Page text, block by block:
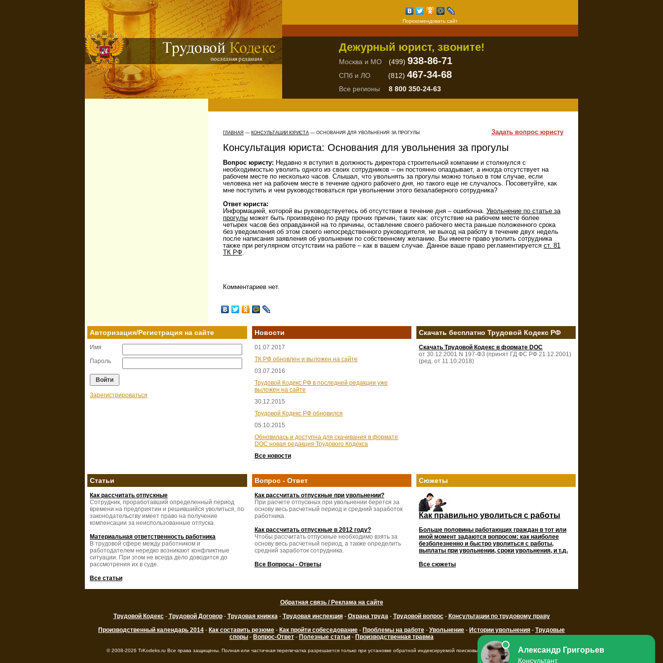
Порекомендовать сайт
Дежурный юрист, звоните!
Москва и МО (499) 938-86-71
СПб и ЛО (812) 467-34-68
Все регионы 8 800 350-24-63
ГЛАВНАЯ — КОНСУЛЬТАЦИИ ЮРИСТА — ОСНОВАНИЯ ДЛЯ УВОЛЬНЕНИЯ ЗА ПРОГУЛЫ Задать вопрос юристу
Консультация юриста: Основания для увольнения за прогулы
Вопрос юристу: Недавно я вступил в должность директора строительной компании и столкнулся с
необходимостью уволить одного из своих сотрудников – он постоянно опаздывает, а иногда отсутствует на
рабочем месте по несколько часов. Слышал, что увольнять за прогулы можно только в том случае, если
человека нет на рабочем месте в течение одного рабочего дня, но такого еще не случалось. Посоветуйте, как
мне поступить и чем руководствоваться при увольнении этого безалаберного сотрудника?
Ответ юриста:
Информацией, которой вы руководствуетесь об отсутствии в течение дня – ошибочна. Увольнение по статье за
прогулы может быть произведено по ряду прочих причин, таких как: отсутствие на рабочем месте более
четырех часов без оправданной на то причины, оставление своего рабочего места раньше положенного срока
без уведомления об этом своего непосредственного руководителя, не выход на работу в течение двух недель
после написания заявления об увольнении по собственному желанию. Вы имеете право уволить сотрудника
также при регулярном отсутствии на работе – как в вашем случае. Данное ваше право регламентируется ст. 81
ТК РФ.
Комментариев нет.
Авторизация/Регистрация на сайте
Имя
Пароль
Зарегистрироваться
Новости
01.07.2017
ТК РФ обновлен и выложен на сайте
03.07.2016
Трудовой Кодекс РФ в последней редакции уже
выложен на сайте
30.12.2015
Трудовой Кодекс РФ обновился
05.10.2015
Обновилась и доступна для скачивания в формате
DOC новая редакция Трудового Кодекса
Все новости
Скачать бесплатно Трудовой Кодекс РФ
Скачать Трудовой Кодекс в формате DOC
от 30.12.2001 N 197-ФЗ (принят ГД ФС РФ 21.12.2001)
(ред. от 11.10.2018)
Статьи
Как рассчитать отпускные
Сотрудник, проработавший определенный период
времени на предприятии и решившийся уволиться, по
законодательству имеет право на получение
компенсации за неиспользованные отпуска.
Материальная ответственность работника
В трудовой сфере между работником и
работодателем нередко возникают конфликтные
ситуации. При этом не всегда дело доводится до
рассмотрения их в суде.
Все статьи
Вопрос - Ответ
Как рассчитать отпускные при увольнении?
При расчете отпускных при увольнении берется за
основу весь расчетный период и средний заработок
работника.
Как рассчитать отпускные в 2012 году?
Чтобы рассчитать отпускные необходимо взять за
основу весь расчетный период, а также определить
средний заработок сотрудника.
Все Вопросы - Ответы
Сюжеты
Как правильно уволиться с работы
Больше половины работающих граждан в тот или
иной момент задаются вопросом: как наиболее
безболезненно и быстро уволиться с работы,
выплаты при увольнении, сроки увольнения, и т.д.
Все сюжеты
Обратная связь / Реклама на сайте
Трудовой Кодекс- Трудовой Договор- Трудовая книжка- Трудовая инспекция- Охрана труда- Трудовой вопрос- Консультации по трудовому праву
Производственный календарь 2014 - Как составить резюме - Как пройти собеседование - Проблемы на работе - Увольнение - Истории увольнения - Трудовые
споры - Вопрос-Ответ - Полезные статьи - Производственная травма
© 2008-2026 TrKodeks.ru Все права защищены. Полная или частичная перепечатка разрешается только при установке обратной индексируемой поисковыми системами ссылки на ресурс.